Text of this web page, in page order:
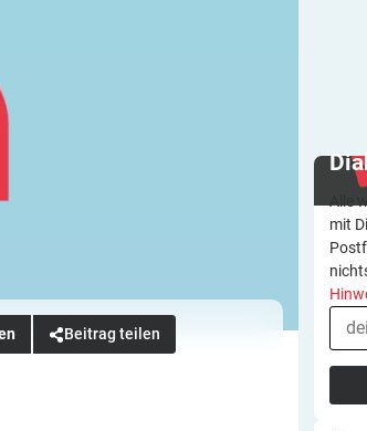
Beitrag teilen
Alle
mit